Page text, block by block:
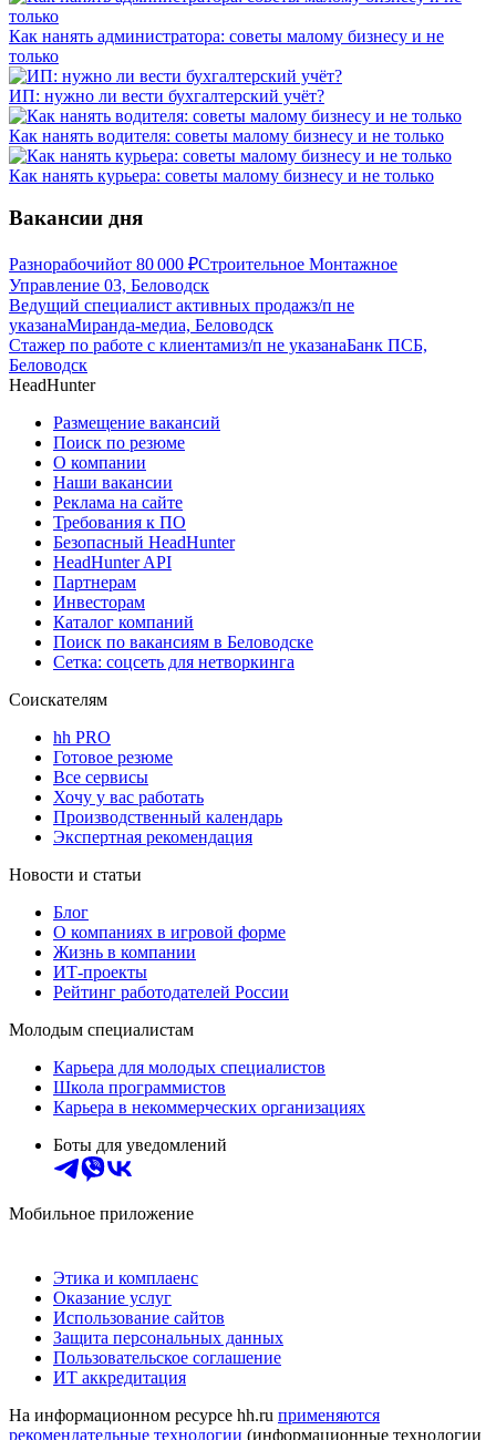
Как нанять администратора: советы малому бизнесу и не
только
ИП: нужно ли вести бухгалтерский учёт?
Как нанять водителя: советы малому бизнесу и не только
Как нанять курьера: советы малому бизнесу и не только
Вакансии дня
Разнорабочийот 80 000 ₽Строительное Монтажное
Управление 03, Беловодск
Ведущий специалист активных продажз/п не
указанаМиранда-медиа, Беловодск
Стажер по работе с клиентамиз/п не указанаБанк ПСБ,
Беловодск
HeadHunter
Размещение вакансий
Поиск по резюме
О компании
Наши вакансии
Реклама на сайте
Требования к ПО
Безопасный HeadHunter
HeadHunter API
Партнерам
Инвесторам
Каталог компаний
Поиск по вакансиям в Беловодске
Сетка: соцсеть для нетворкинга
Соискателям
hh PRO
Готовое резюме
Все сервисы
Хочу у вас работать
Производственный календарь
Экспертная рекомендация
Новости и статьи
Блог
О компаниях в игровой форме
Жизнь в компании
ИТ-проекты
Рейтинг работодателей России
Молодым специалистам
Карьера для молодых специалистов
Школа программистов
Карьера в некоммерческих организациях
Боты для уведомлений
Мобильное приложение
Этика и комплаенс
Оказание услуг
Использование сайтов
Защита персональных данных
Пользовательское соглашение
ИТ аккредитация
На информационном ресурсе hh.ru применяются
рекомендательные технологии (информационные технологии